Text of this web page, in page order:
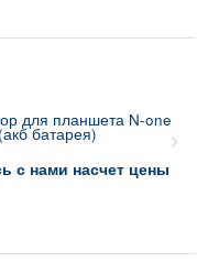
для планшета N-one
батарея)
с нами насчет цены